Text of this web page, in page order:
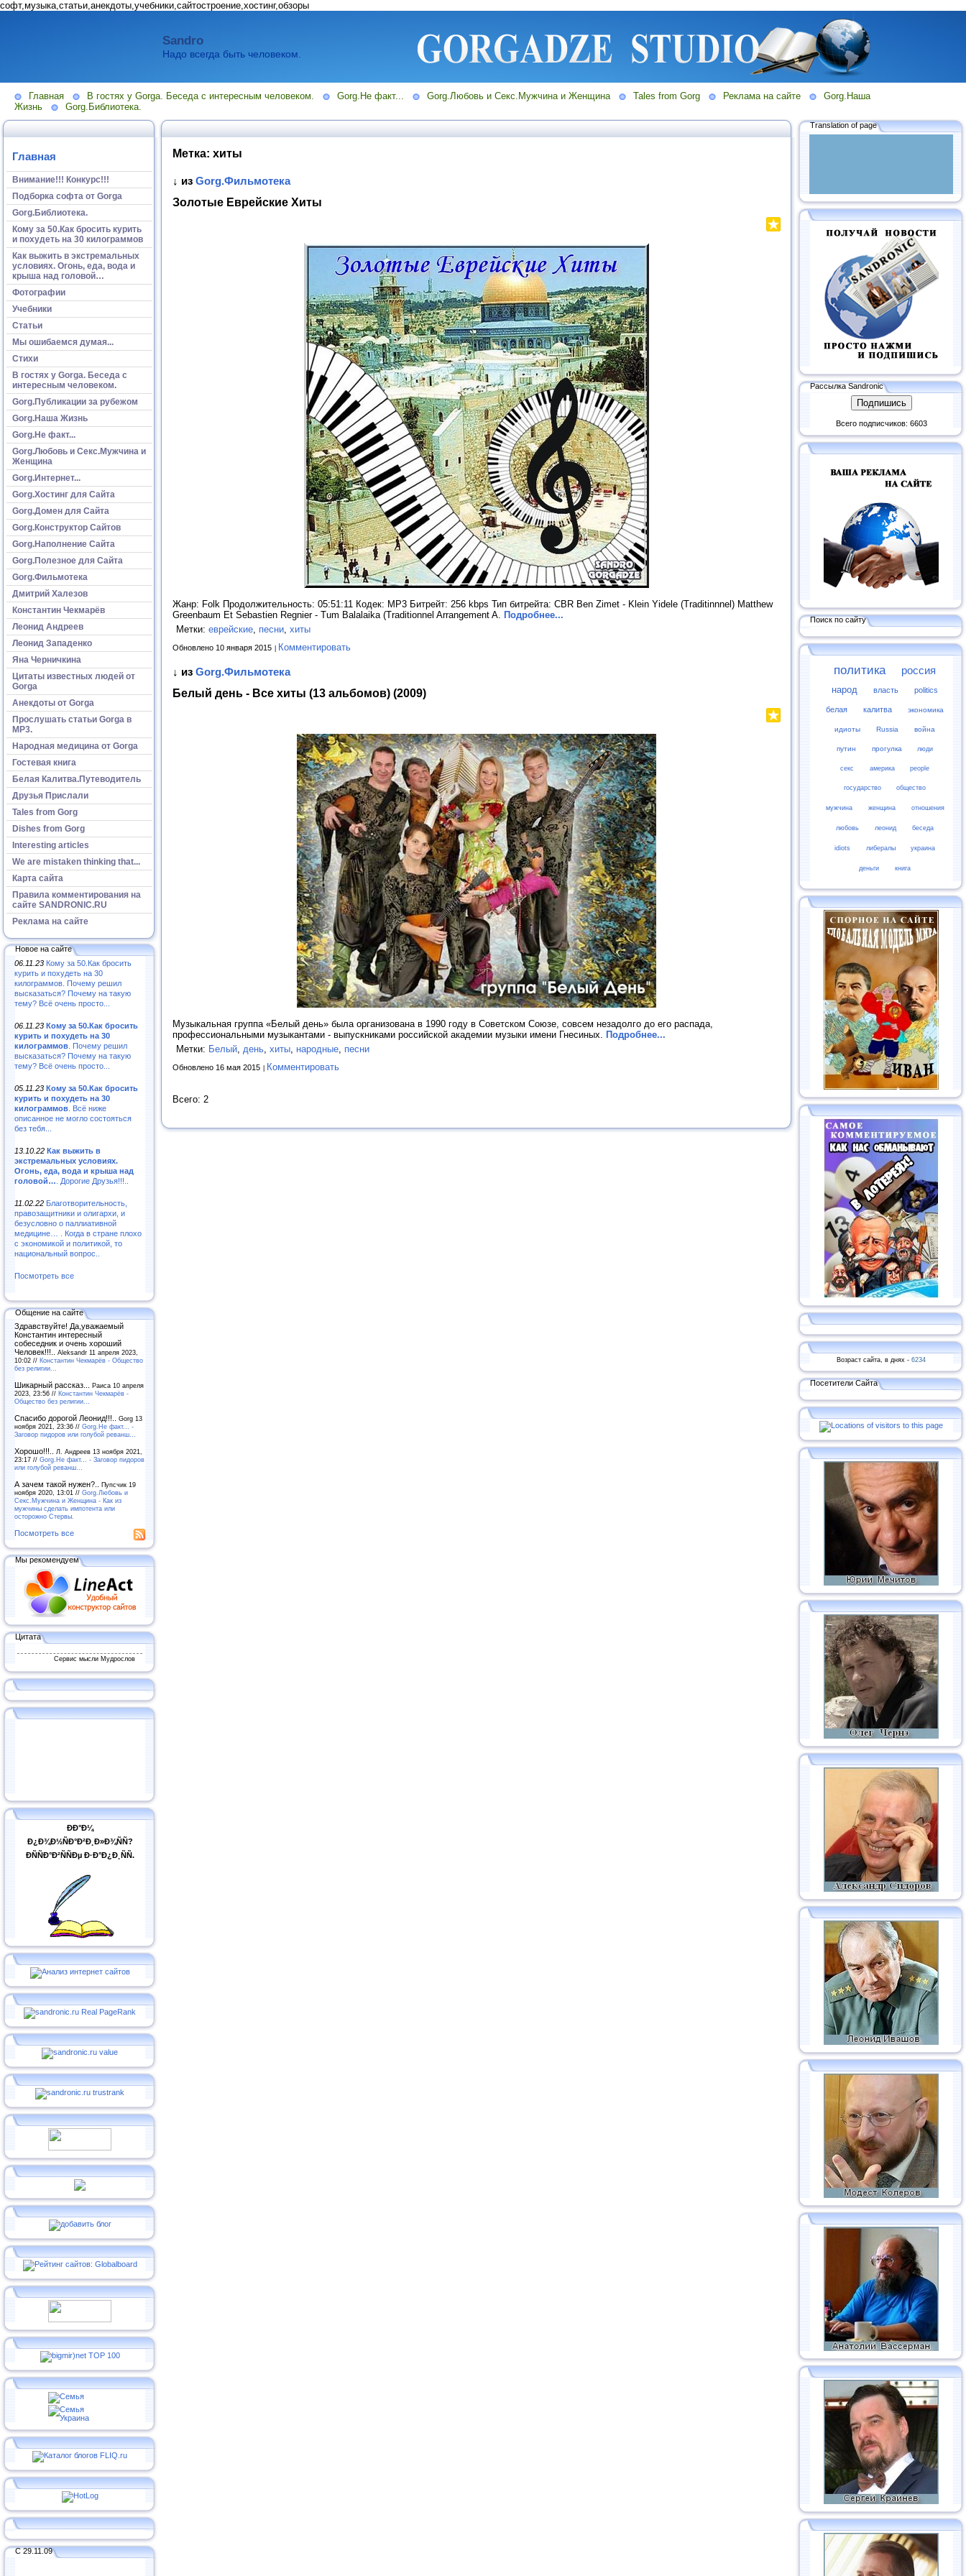
софт,музыка,статьи,анекдоты,учебники,сайтостроение,хостинг,обзоры
Sandro
Надо всегда быть человеком.
Главная В гостях у Gorga. Беседа с интересным человеком. Gorg.Не факт... Gorg.Любовь и Секс.Мужчина и Женщина Tales from Gorg Реклама на сайте
Gorg.Наша
Жизнь
Gorg.Библиотека.
Главная
Внимание!!! Конкурс!!!
Подборка софта от Gorga
Gorg.Библиотека.
Кому за 50.Как бросить курить
и похудеть на 30 килограммов
Как выжить в экстремальных
условиях. Огонь, еда, вода и
крыша над головой…
Фотографии
Учебники
Статьи
Мы ошибаемся думая...
Стихи
В гостях у Gorga. Беседа с
интересным человеком.
Gorg.Публикации за рубежом
Gorg.Наша Жизнь
Gorg.Не факт...
Gorg.Любовь и Секс.Мужчина и
Женщина
Gorg.Интернет...
Gorg.Хостинг для Сайта
Gorg.Домен для Сайта
Gorg.Конструктор Сайтов
Gorg.Наполнение Сайта
Gorg.Полезное для Сайта
Gorg.Фильмотека
Дмитрий Халезов
Константин Чекмарёв
Леонид Андреев
Леонид Западенко
Яна Черничкина
Цитаты известных людей от
Gorga
Анекдоты от Gorga
Прослушать статьи Gorga в
МР3.
Народная медицина от Gorga
Гостевая книга
Белая Калитва.Путеводитель
Друзья Прислали
Tales from Gorg
Dishes from Gorg
Interesting articles
We are mistaken thinking that...
Карта сайта
Правила комментирования на
сайте SANDRONIC.RU
Реклама на сайте
Новое на сайте
06.11.23 Кому за 50.Как бросить
курить и похудеть на 30
килограммов. Почему решил
высказаться? Почему на такую
тему? Всё очень просто...
06.11.23 Кому за 50.Как бросить
курить и похудеть на 30
килограммов . Почему решил
высказаться? Почему на такую
тему? Всё очень просто...
05.11.23 Кому за 50.Как бросить
курить и похудеть на 30
килограммов . Всё ниже
описанное не могло состояться
без тебя...
13.10.22 Как выжить в
экстремальных условиях.
Огонь, еда, вода и крыша над
головой… . Дорогие Друзья!!!..
11.02.22 Благотворительность,
правозащитники и олигархи, и
безусловно о паллиативной
медицине… . Когда в стране плохо
с экономикой и политикой, то
национальный вопрос..
Посмотреть все
Общение на сайте
Здравствуйте! Да,уважаемый
Константин интересный
собеседник и очень хороший
Человек!!!.. Aleksandr 11 апреля 2023,
10:02 // Константин Чекмарёв - Общество
без религии...
Шикарный рассказ... Раиса 10 апреля
2023, 23:56 // Константин Чекмарёв -
Общество без религии...
Спасибо дорогой Леонид!!!.. Gorg 13
ноября 2021, 23:36 // Gorg.Не факт... -
Заговор пидоров или голубой реванш…
Хорошо!!!..
Л. Андреев 13 ноября 2021,
23:17 // Gorg.Не факт... - Заговор пидоров
или голубой реванш…
А зачем такой нужен?.. Пупсчик 19
ноября 2020, 13:01 // Gorg.Любовь и
Секс.Мужчина и Женщина - Как из
мужчины сделать импотента или
осторожно Стервы.
Посмотреть все
Мы рекомендуем
Цитата
Сервис мысли Мудрослов
ÐÐ°Ð¼
Ð¿Ð¾Ð½ÑÐ°Ð²Ð¸Ð»Ð¾ÑÑ?
ÐÑÑÐ°Ð²ÑÑÐµ Ð·Ð°Ð¿Ð¸ÑÑ.
С 29.11.09
Метка: хиты
↓ из Gorg.Фильмотека
Золотые Еврейские Хиты
Жанр: Folk Продолжительность: 05:51:11 Кодек: MP3 Битрейт: 256 kbps Тип битрейта: CBR Ben Zimet - Klein Yidele (Traditinnnel) Matthew
Greenbaum Et Sebastien Regnier - Tum Balalaika (Traditionnel Arrangement A. Подробнее...
Метки: еврейские, песни, хиты
Обновлено 10 января 2015 Комментировать
↓ из Gorg.Фильмотека
Белый день - Все хиты (13 альбомов) (2009)
Музыкальная группа «Белый день» была организована в 1990 году в Советском Союзе, совсем незадолго до его распада,
профессиональными музыкантами - выпускниками российской академии музыки имени Гнесиных. Подробнее...
Метки: Белый, день, хиты, народные, песни
Обновлено 16 мая 2015 Комментировать
Всего: 2
Translation of page
Рассылка Sandronic
Всего подписчиков: 6603
Поиск по сайту
политика россия
народ власть politics
белая калитва экономика
идиоты Russia война
путин прогулка люди
секс америка people
государство общество
мужчина женщина отношения
любовь леонид беседа
idiots либералы украина
деньги книга
Возраст сайта, в днях - 6234
Посетители Сайта